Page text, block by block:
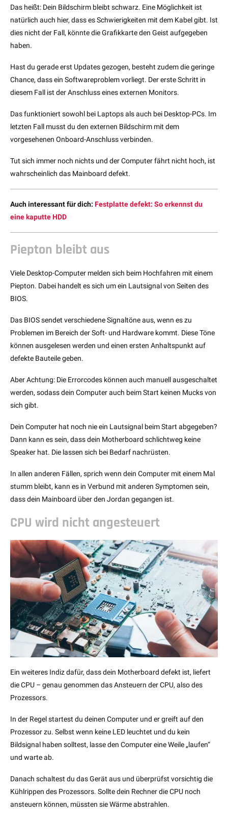
Das heißt: Dein Bildschirm bleibt schwarz. Eine Möglichkeit ist
natürlich auch hier, dass es Schwierigkeiten mit dem Kabel gibt. Ist
dies nicht der Fall, könnte die Grafikkarte den Geist aufgegeben
haben.
Hast du gerade erst Updates gezogen, besteht zudem die geringe
Chance, dass ein Softwareproblem vorliegt. Der erste Schritt in
diesem Fall ist der Anschluss eines externen Monitors.
Das funktioniert sowohl bei Laptops als auch bei Desktop-PCs. Im
letzten Fall musst du den externen Bildschirm mit dem
vorgesehenen Onboard-Anschluss verbinden.
Tut sich immer noch nichts und der Computer fährt nicht hoch, ist
wahrscheinlich das Mainboard defekt.
Auch interessant für dich: Festplatte defekt: So erkennst du
eine kaputte HDD
Piepton bleibt aus
Viele Desktop-Computer melden sich beim Hochfahren mit einem
Piepton. Dabei handelt es sich um ein Lautsignal von Seiten des
BIOS.
Das BIOS sendet verschiedene Signaltöne aus, wenn es zu
Problemen im Bereich der Soft- und Hardware kommt. Diese Töne
können ausgelesen werden und einen ersten Anhaltspunkt auf
defekte Bauteile geben.
Aber Achtung: Die Errorcodes können auch manuell ausgeschaltet
werden, sodass dein Computer auch beim Start keinen Mucks von
sich gibt.
Dein Computer hat noch nie ein Lautsignal beim Start abgegeben?
Dann kann es sein, dass dein Motherboard schlichtweg keine
Speaker hat. Die lassen sich bei Bedarf nachrüsten.
In allen anderen Fällen, sprich wenn dein Computer mit einem Mal
stumm bleibt, kann es in Verbund mit anderen Symptomen sein,
dass dein Mainboard über den Jordan gegangen ist.
CPU wird nicht angesteuert
Ein weiteres Indiz dafür, dass dein Motherboard defekt ist, liefert
die CPU – genau genommen das Ansteuern der CPU, also des
Prozessors.
In der Regel startest du deinen Computer und er greift auf den
Prozessor zu. Selbst wenn keine LED leuchtet und du kein
Bildsignal haben solltest, lasse den Computer eine Weile „laufen“
und warte ab.
Danach schaltest du das Gerät aus und überprüfst vorsichtig die
Kühlrippen des Prozessors. Sollte dein Rechner die CPU noch
ansteuern können, müssten sie Wärme abstrahlen.